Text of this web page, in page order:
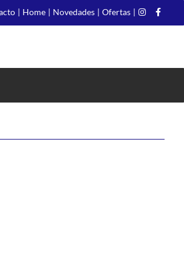
| Home | Novedades | Ofertas |